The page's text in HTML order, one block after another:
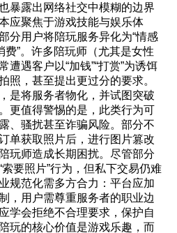
暴露出网络社交中模糊的边界
应聚焦于游戏技能与娱乐体
分用户将陪玩服务异化为“情感
费”。许多陪玩师（尤其是女性
遭遇客户以“加钱”“打赏”为诱饵
照，甚至提出更过分的要求。
是将服务者物化，并试图突破
更值得警惕的是，此类行为可
、骚扰甚至诈骗风险。部分不
单获取照片后，进行图片篡改
玩师造成长期困扰。尽管部分
要照片”行为，但私下交易仍难
规范化需多方合力：平台应加
，用户需尊重服务者的职业边
学会拒绝不合理要求，保护自
玩的核心价值是游戏乐趣，而